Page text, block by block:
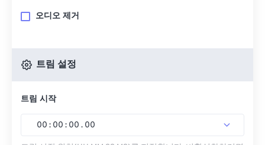
오디오 제거
트림 설정
트림 시작
00 : 00 : 00 . 00